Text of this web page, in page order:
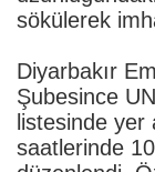
sökülerek
Diyarbakır
Şubesince
listesinde yer
saatlerinde